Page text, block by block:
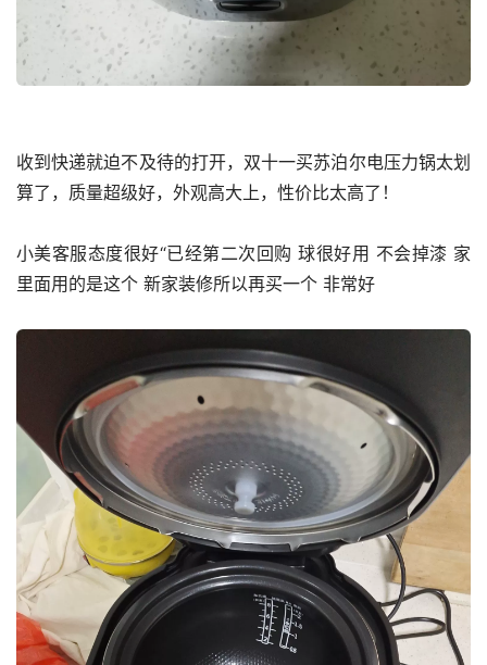
收到快递就迫不及待的打开，双十一买苏泊尔电压力锅太划
算了，质量超级好，外观高大上，性价比太高了！
小美客服态度很好“已经第二次回购 球很好用 不会掉漆 家
里面用的是这个 新家装修所以再买一个 非常好